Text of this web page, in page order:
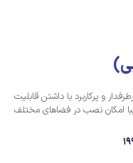
و پرکاربرد با داشتن قابلیت
مقاوم و زیبا امکان نصب در فضاهای مختلف